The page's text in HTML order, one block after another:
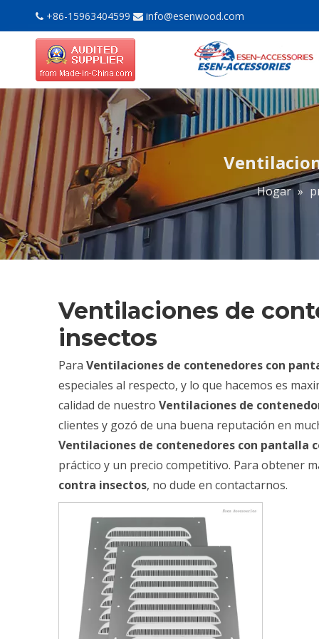
 +86-15963404599  info@esenwood.com
Hogar »
Ventilaciones de
insectos
Para Ventilaciones de contenedores con
especiales al respecto, y lo que hacemos es
calidad de nuestro Ventilaciones de
clientes y gozó de una buena reputación en
Ventilaciones de contenedores con pantalla
práctico y un precio competitivo. Para obtener
contra insectos, no dude en contactarnos.